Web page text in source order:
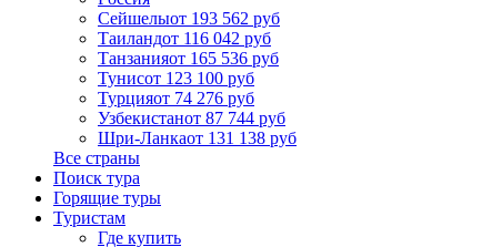
Сейшелыот 193 562 руб
Таиландот 116 042 руб
Танзанияот 165 536 руб
Тунисот 123 100 руб
Турцияот 74 276 руб
Узбекистанот 87 744 руб
Шри-Ланкаот 131 138 руб
Все страны
Поиск тура
Горящие туры
Туристам
Где купить